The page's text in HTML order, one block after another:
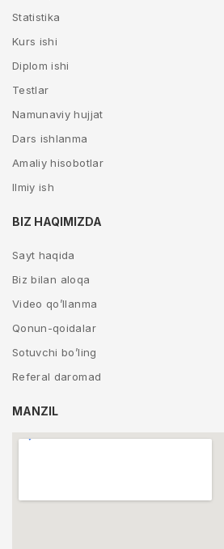
Statistika
Kurs ishi
Diplom ishi
Testlar
Namunaviy hujjat
Dars ishlanma
Amaliy hisobotlar
Ilmiy ish
BIZ HAQIMIZDA
Sayt haqida
Biz bilan aloqa
Video qo’llanma
Qonun-qoidalar
Sotuvchi bo’ling
Referal daromad
MANZIL